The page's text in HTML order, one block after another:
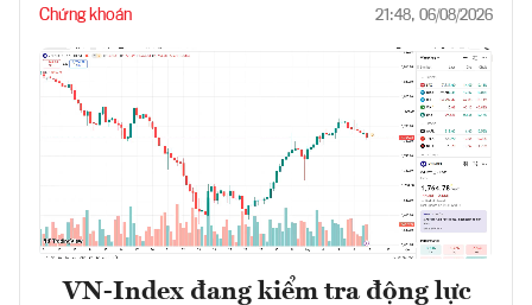
Chứng khoán 21:48, 06/08/2026
VN-Index đang kiểm tra động lực